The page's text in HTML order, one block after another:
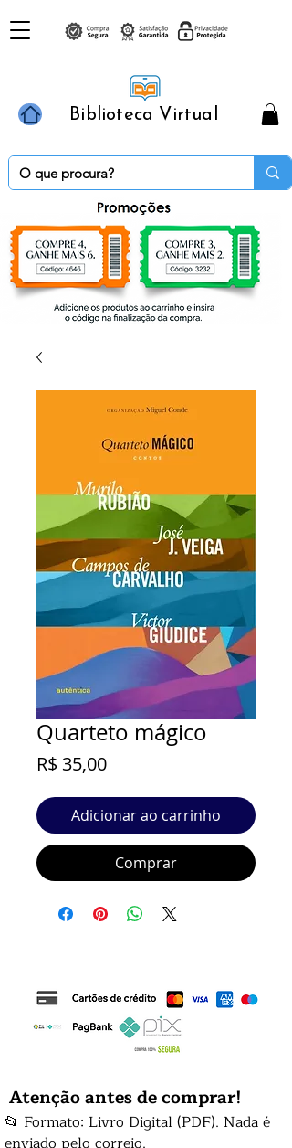
Biblioteca Virtual
Quarteto mágico
R$ 35,00Preço
Adicionar ao carrinho
Comprar
Atenção antes de comprar!
📂 Formato: Livro Digital (PDF). Nada é